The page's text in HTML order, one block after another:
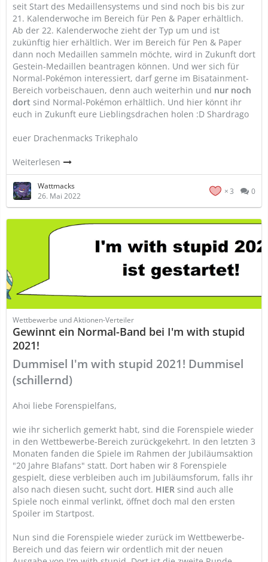
seit Start des Medaillensystems und sind noch bis bis zur
21. Kalenderwoche im Bereich für Pen & Paper erhältlich.
Ab der 22. Kalenderwoche zieht der Typ um und ist
zukünftig hier erhältlich. Wer im Bereich für Pen & Paper
dann noch Medaillen sammeln möchte, wird in Zukunft dort
Gestein-Medaillen beantragen können. Und wer sich für
Normal-Pokémon interessiert, darf gerne im Bisatainment-
Bereich vorbeischauen, denn auch weiterhin und nur noch
dort sind Normal-Pokémon erhältlich. Und hier könnt ihr
euch in Zukunft eure Lieblingsdrachen holen :D Shardrago
euer Drachenmacks Trikephalo
Weiterlesen
Wattmacks
26. Mai 2022
3 0
Wettbewerbe und Aktionen-Verteiler
Gewinnt ein Normal-Band bei I'm with stupid
2021!
Dummisel I'm with stupid 2021! Dummisel
(schillernd)
Ahoi liebe Forenspielfans,
wie ihr sicherlich gemerkt habt, sind die Forenspiele wieder
in den Wettbewerbe-Bereich zurückgekehrt. In den letzten 3
Monaten fanden die Spiele im Rahmen der Jubiläumsaktion
"20 Jahre BIafans" statt. Dort haben wir 8 Forenspiele
gespielt, diese verbleiben auch im Jubiläumsforum, falls ihr
also nach diesen sucht, sucht dort. HIER sind auch alle
Spiele noch einmal verlinkt, öffnet doch mal den ersten
Spoiler im Startpost.
Nun sind die Forenspiele wieder zurück im Wettbewerbe-
Bereich und das feiern wir ordentlich mit der neuen